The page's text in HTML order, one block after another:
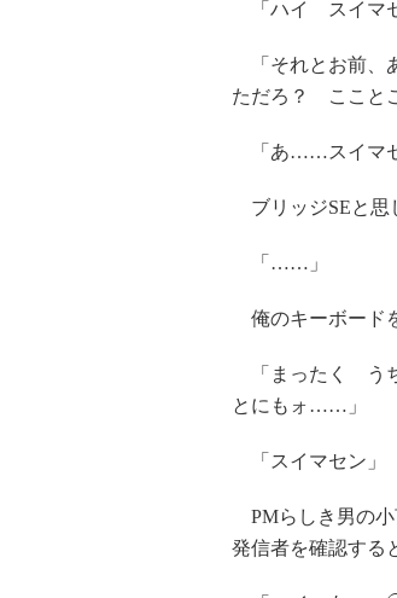
「ハイ スイマセ
「それとお前、
ただろ？ ここと
「あ……スイマセ
ブリッジSEと思
「……」
俺のキーボード
「まったく う
とにもォ……」
「スイマセン」
PMらしき男の小
発信者を確認する